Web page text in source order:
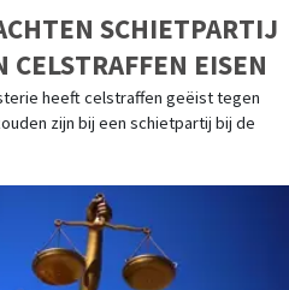
SCHIETPARTIJ
CELSTRAFFEN EISEN
heeft celstraffen geëist tegen
zijn bij een schietpartij bij de